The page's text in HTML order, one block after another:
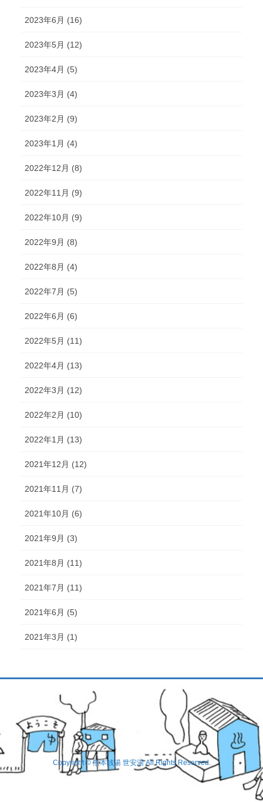
2023年6月 (16)
2023年5月 (12)
2023年4月 (5)
2023年3月 (4)
2023年2月 (9)
2023年1月 (4)
2022年12月 (8)
2022年11月 (9)
2022年10月 (9)
2022年9月 (8)
2022年8月 (4)
2022年7月 (5)
2022年6月 (6)
2022年5月 (11)
2022年4月 (13)
2022年3月 (12)
2022年2月 (10)
2022年1月 (13)
2021年12月 (12)
2021年11月 (7)
2021年10月 (6)
2021年9月 (3)
2021年8月 (11)
2021年7月 (11)
2021年6月 (5)
2021年3月 (1)
Copyright © 熊本銭湯 世安湯 All Rights Reserved.